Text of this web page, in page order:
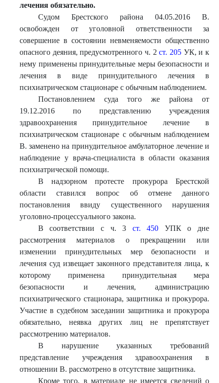
лечения обязательно.
Судом Брестского района 04.05.2016 В.
освобожден от уголовной ответственности за
совершение в состоянии невменяемости общественно
опасного деяния, предусмотренного ч. 2ст. 205 УК, и к
нему применены принудительные меры безопасности и
лечения в виде принудительного лечения в
психиатрическом стационаре с обычным наблюдением.
Постановлением суда того же района от
19.12.2016 по представлению учреждения
здравоохранения принудительное лечение в
психиатрическом стационаре с обычным наблюдением
В. заменено на принудительное амбулаторное лечение и
наблюдение у врача-специалиста в области оказания
психиатрической помощи.
В надзорном протесте прокурора Брестской
области ставился вопрос об отмене данного
постановления ввиду существенного нарушения
уголовно-процессуального закона.
В соответствии с ч. 3 ст. 450 УПК о дне
рассмотрения материалов о прекращении или
изменении принудительных мер безопасности и
лечения суд извещает законного представителя лица, к
которому применена принудительная мера
безопасности и лечения, администрацию
психиатрического стационара, защитника и прокурора.
Участие в судебном заседании защитника и прокурора
обязательно, неявка других лиц не препятствует
рассмотрению материалов.
В нарушение указанных требований
представление учреждения здравоохранения в
отношении В. рассмотрено в отсутствие защитника.
Кроме того, в материале не имеется сведений о